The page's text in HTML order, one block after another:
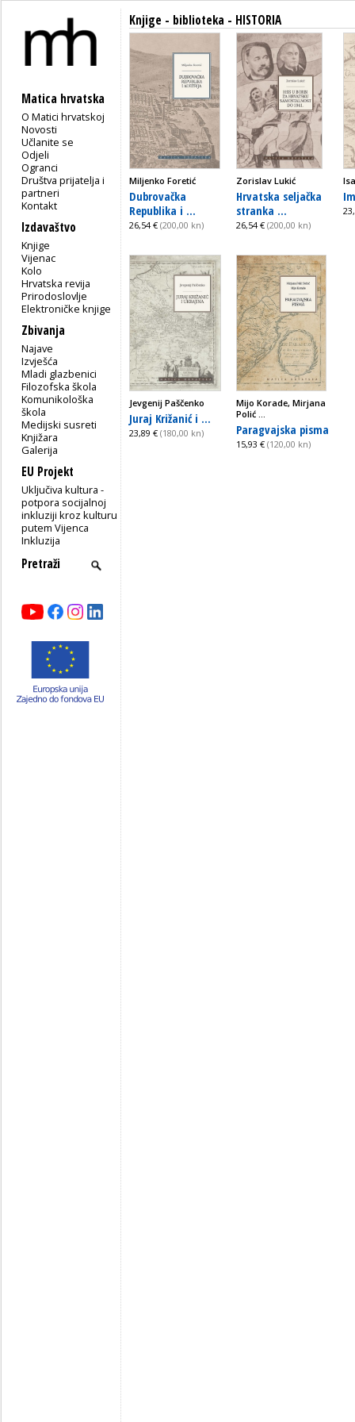
Matica hrvatska
O Matici hrvatskoj
Novosti
Učlanite se
Odjeli
Ogranci
Društva prijatelja i
partneri
Kontakt
Izdavaštvo
Knjige
Vijenac
Kolo
Hrvatska revija
Prirodoslovlje
Elektroničke knjige
Zbivanja
Najave
Izvješća
Mladi glazbenici
Filozofska škola
Komunikološka
škola
Medijski susreti
Knjižara
Galerija
EU Projekt
Uključiva kultura -
potpora socijalnoj
inkluziji kroz kulturu
putem Vijenca
Inkluzija
Knjige - biblioteka - HISTORIA
Miljenko Foretić
Dubrovačka
Republika i ...
26,54 € (200,00 kn)
Zorislav Lukić
Hrvatska seljačka
stranka ...
26,54 € (200,00 kn)
Jevgenij Paščenko
Juraj Križanić i ...
23,89 € (180,00 kn)
Mijo Korade, Mirjana
Polić ...
Paragvajska pisma
15,93 € (120,00 kn)